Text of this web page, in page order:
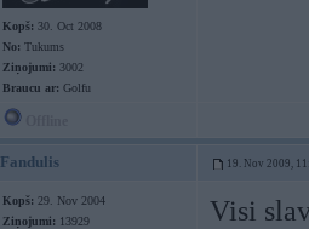
Kopš: 30. Oct 2008
No: Tukums
Ziņojumi: 3002
Braucu ar: Golfu
Fandulis 19. Nov 2009,
Kopš: 29. Nov 2004
Ziņojumi: 13929
Visi